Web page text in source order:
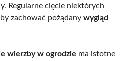
Regularne cięcie niektórych
zachować pożądany wygląd
wierzby w ogrodzie ma istotne